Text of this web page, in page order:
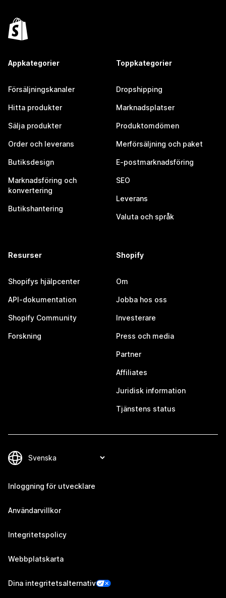
Appkategorier
Försäljningskanaler
Hitta produkter
Sälja produkter
Order och leverans
Butiksdesign
Marknadsföring och
konvertering
Butikshantering
Toppkategorier
Dropshipping
Marknadsplatser
Produktomdömen
Merförsäljning och paket
E-postmarknadsföring
SEO
Leverans
Valuta och språk
Resurser
Shopifys hjälpcenter
API-dokumentation
Shopify Community
Forskning
Shopify
Om
Jobba hos oss
Investerare
Press och media
Partner
Affiliates
Juridisk information
Tjänstens status
Inloggning för utvecklare
Användarvillkor
Integritetspolicy
Webbplatskarta
Dina integritetsalternativ